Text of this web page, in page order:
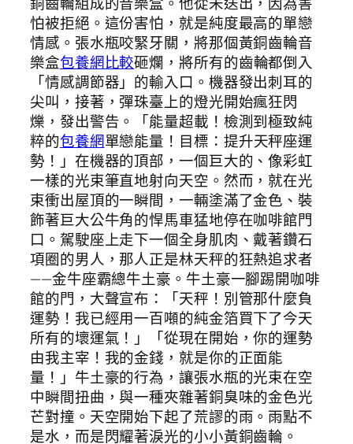
怕被拒絕。這份害怕，就是純度最高的單戀
情感。張水瓶咬緊牙關，將那個黃銅齒輪音
樂盒包養網比較砸爛，將所有的齒輪都倒入
「情感調節器」的輸入口。機器發出刺耳的
尖叫，接著，彈珠臺上的燈光開始瘋狂閃
爍，發出警告。「能量超載！檢測到極致純
粹的包養網單戀能量！目標：提升天秤座運
勢！」在機器的頂部，一個巨大的、像彩虹
一樣的光束筆直地射向天空。然而，就在光
束衝出屋頂的一瞬間，一輛塗滿了金色、裝
飾著巨大公牛角的悍馬車猛地停在咖啡館門
口。駕駛座上走下一個全身肌肉、戴著鑽石
項圈的男人，那人正是林天秤的狂熱追求者
——金牛座霸總牛土豪。牛土豪一腳踢開咖啡
館的門，大聲宣布：「天秤！別管那什麼負
運勢！我已經用一百噸的純金箔買下了今天
所有的壞運氣！」「從現在開始，你的運勢
由我主宰！我的金錢，就是你的正面能
量！」牛土豪的行為，讓張水瓶的光束在空
中瞬間扭曲，與一種夾雜著銅臭味的金色光
芒對撞。天空開始下起了荒謬的雨。雨點不
是水，而是閃耀著淚光的小小黃銅齒輪。